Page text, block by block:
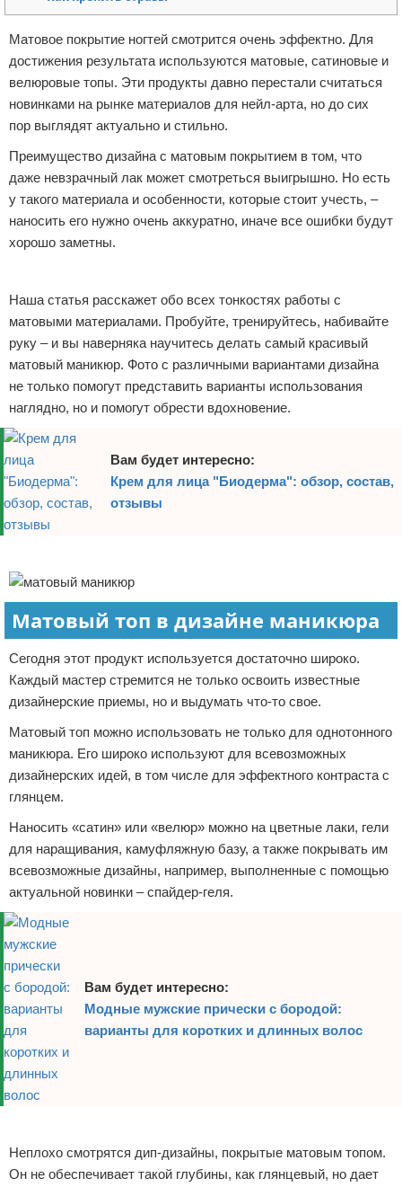
Матовое покрытие ногтей смотрится очень эффектно. Для
достижения результата используются матовые, сатиновые и
велюровые топы. Эти продукты давно перестали считаться
новинками на рынке материалов для нейл-арта, но до сих
пор выглядят актуально и стильно.
Преимущество дизайна с матовым покрытием в том, что
даже невзрачный лак может смотреться выигрышно. Но есть
у такого материала и особенности, которые стоит учесть, –
наносить его нужно очень аккуратно, иначе все ошибки будут
хорошо заметны.
Наша статья расскажет обо всех тонкостях работы с
матовыми материалами. Пробуйте, тренируйтесь, набивайте
руку – и вы наверняка научитесь делать самый красивый
матовый маникюр. Фото с различными вариантами дизайна
не только помогут представить варианты использования
наглядно, но и помогут обрести вдохновение.
Вам будет интересно:
Крем для лица "Биодерма": обзор, состав,
отзывы
Матовый топ в дизайне маникюра
Сегодня этот продукт используется достаточно широко.
Каждый мастер стремится не только освоить известные
дизайнерские приемы, но и выдумать что-то свое.
Матовый топ можно использовать не только для однотонного
маникюра. Его широко используют для всевозможных
дизайнерских идей, в том числе для эффектного контраста с
глянцем.
Наносить «сатин» или «велюр» можно на цветные лаки, гели
для наращивания, камуфляжную базу, а также покрывать им
всевозможные дизайны, например, выполненные с помощью
актуальной новинки – спайдер-геля.
Вам будет интересно:
Модные мужские прически с бородой:
варианты для коротких и длинных волос
Неплохо смотрятся дип-дизайны, покрытые матовым топом.
Он не обеспечивает такой глубины, как глянцевый, но дает